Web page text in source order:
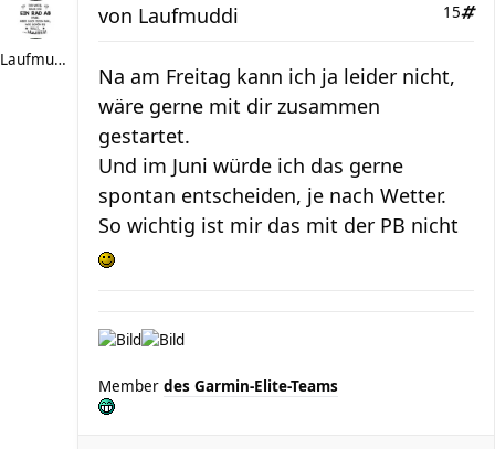
Laufmuddi
15
von Laufmuddi
Na am Freitag kann ich ja leider nicht,
wäre gerne mit dir zusammen
gestartet.
Und im Juni würde ich das gerne
spontan entscheiden, je nach Wetter.
So wichtig ist mir das mit der PB nicht
Member des Garmin-Elite-Teams